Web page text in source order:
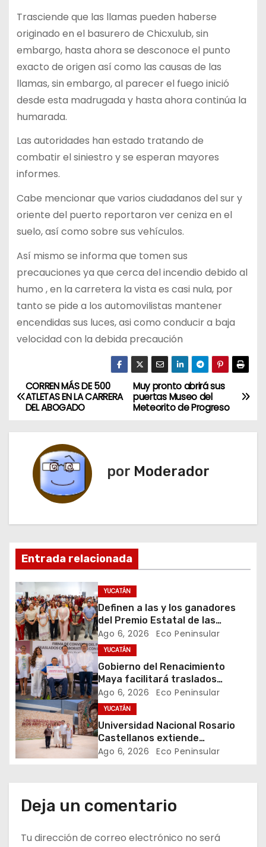
Trasciende que las llamas pueden haberse
originado en el basurero de Chicxulub, sin
embargo, hasta ahora se desconoce el punto
exacto de origen así como las causas de las
llamas, sin embargo, al parecer el fuego inició
desde esta madrugada y hasta ahora continúa la
humarada.
Las autoridades han estado tratando de
combatir el siniestro y se esperan mayores
informes.
Cabe mencionar que varios ciudadanos del sur y
oriente del puerto reportaron ver ceniza en el
suelo, así como sobre sus vehículos.
Así mismo se informa que tomen sus
precauciones ya que cerca del incendio debido al
humo , en la carretera la vista es casi nula, por
tanto se pide a los automovilistas mantener
encendidas sus luces, asi como conducir a baja
velocidad con la debida precaución
N
a
c
i
ó
n
d
e
e
n
t
d
a
Muy pronto abrirá sus
puertas Museo del
Meteorito de Progreso
CORREN MÁS DE 500
ATLETAS EN LA CARRERA
DEL ABOGADO
por Moderador
Entrada relacionada
YUCATÁN
Definen a las y los ganadores
del Premio Estatal de las
Juventudes 2026
Ago 6, 2026 Eco Peninsular
YUCATÁN
Gobierno del Renacimiento
Maya facilitará traslados
gratuitos para usuarias y
usuarios del CREE
Ago 6, 2026 Eco Peninsular
YUCATÁN
Universidad Nacional Rosario
Castellanos extiende
convocatoria de ingreso al 31 de
Ago 6, 2026 Eco Peninsular
Deja un comentario
Tu dirección de correo electrónico no será